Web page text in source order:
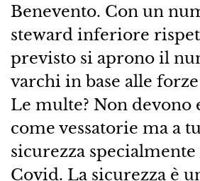
Benevento. Con un
steward inferiore
previsto si aprono il
varchi in base alle
Le multe? Non devono
come vessatorie ma a
sicurezza
Covid. La sicurezza è